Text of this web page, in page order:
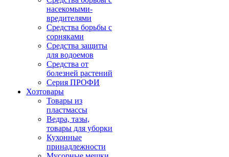
насекомыми-
вредителями
Средства борьбы с
сорняками
Средства защиты
для водоемов
Средства от
болезней растений
Серия ПРОФИ
Хозтовары
Товары из
пластмассы
Ведра, тазы,
товары для уборки
Кухонные
принадлежности